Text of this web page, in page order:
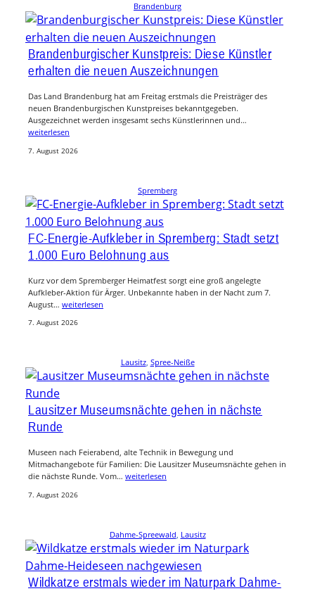
Brandenburg
Brandenburgischer Kunstpreis: Diese Künstler
erhalten die neuen Auszeichnungen
Das Land Brandenburg hat am Freitag erstmals die Preisträger des
neuen Brandenburgischen Kunstpreises bekanntgegeben.
Ausgezeichnet werden insgesamt sechs Künstlerinnen und…
weiterlesen
7. August 2026
Spremberg
FC-Energie-Aufkleber in Spremberg: Stadt setzt
1.000 Euro Belohnung aus
Kurz vor dem Spremberger Heimatfest sorgt eine groß angelegte
Aufkleber-Aktion für Ärger. Unbekannte haben in der Nacht zum 7.
August… weiterlesen
7. August 2026
Lausitz, Spree-Neiße
Lausitzer Museumsnächte gehen in nächste
Runde
Museen nach Feierabend, alte Technik in Bewegung und
Mitmachangebote für Familien: Die Lausitzer Museumsnächte gehen in
die nächste Runde. Vom… weiterlesen
7. August 2026
Dahme-Spreewald Lausitz
Wildkatze erstmals wieder im Naturpark Dahme-